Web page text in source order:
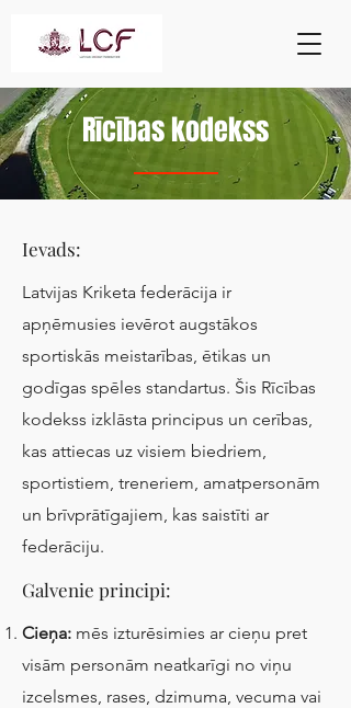
Rīcības kodekss
Ievads:
Latvijas Kriketa federācija ir
apņēmusies ievērot augstākos
sportiskās meistarības, ētikas un
godīgas spēles standartus. Šis Rīcības
kodekss izklāsta principus un cerības,
kas attiecas uz visiem biedriem,
sportistiem, treneriem, amatpersonām
un brīvprātīgajiem, kas saistīti ar
federāciju.
Galvenie principi:
Cieņa: mēs izturēsimies ar cieņu pret
visām personām neatkarīgi no viņu
izcelsmes, rases, dzimuma, vecuma vai